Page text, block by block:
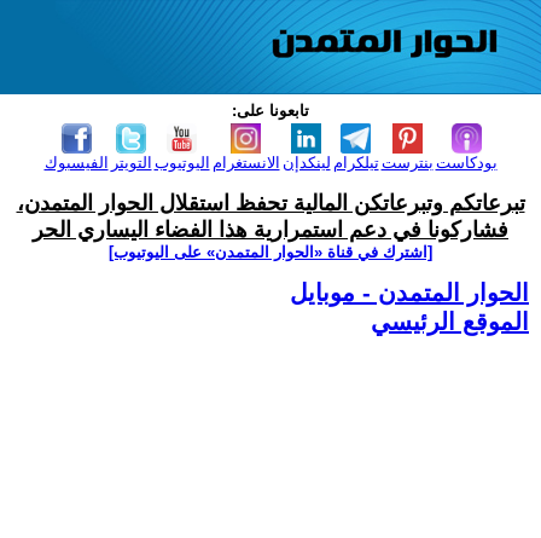
تابعونا على:
الفيسبوك التويتر اليوتيوب الانستغرام لينكدإن تيلكرامبنترست بودكاست
تبرعاتكم وتبرعاتكن المالية تحفظ استقلال الحوار المتمدن،
فشاركونا في دعم استمرارية هذا الفضاء اليساري الحر
[اشترك في قناة ‫«الحوار المتمدن» على اليوتيوب]
الحوار المتمدن - موبايل
الموقع الرئيسي